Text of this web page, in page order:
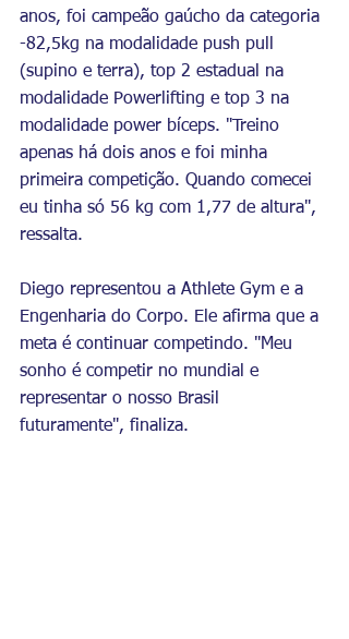
anos, foi campeão gaúcho da categoria
-82,5kg na modalidade push pull
(supino e terra), top 2 estadual na
modalidade Powerlifting e top 3 na
modalidade power bíceps. "Treino
apenas há dois anos e foi minha
primeira competição. Quando comecei
eu tinha só 56 kg com 1,77 de altura",
ressalta.
Diego representou a Athlete Gym e a
Engenharia do Corpo. Ele afirma que a
meta é continuar competindo. "Meu
sonho é competir no mundial e
representar o nosso Brasil
futuramente", finaliza.